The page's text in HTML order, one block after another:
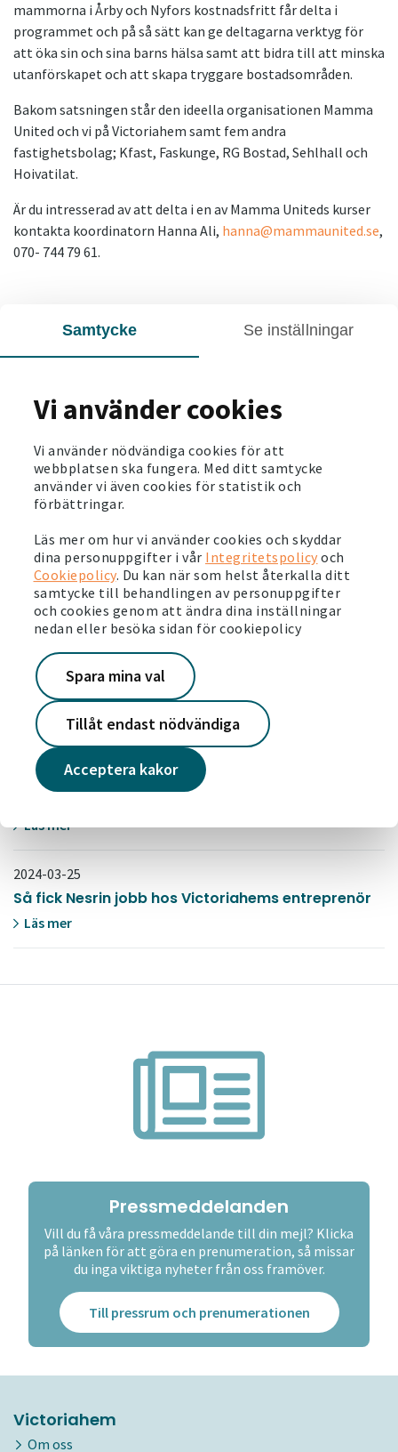
Samtycke Se inställningar
Vi använder cookies
Vi använder nödvändiga cookies för att
webbplatsen ska fungera. Med ditt samtycke
använder vi även cookies för statistik och
förbättringar.
Läs mer om hur vi använder cookies och skyddar
dina personuppgifter i vår Integritetspolicy och
Cookiepolicy. Du kan när som helst återkalla ditt
samtycke till behandlingen av personuppgifter
och cookies genom att ändra dina inställningar
nedan eller besöka sidan för cookiepolicy
Acceptera kakor
Spara mina val
Tillåt endast nödvändiga
mammorna i Årby och Nyfors kostnadsfritt får delta i
programmet och på så sätt kan ge deltagarna verktyg för
att öka sin och sina barns hälsa samt att bidra till att minska
utanförskapet och att skapa tryggare bostadsområden.
Bakom satsningen står den ideella organisationen Mamma
United och vi på Victoriahem samt fem andra
fastighetsbolag; Kfast, Faskunge, RG Bostad, Sehlhall och
Hoivatilat.
Är du intresserad av att delta i en av Mamma Uniteds kurser
kontakta koordinatorn Hanna Ali, hanna@mammaunited.se,
070- 744 79 61.
Söker du lägenhet?
SENASTE NYTT
2024-06-05
Poolen i Brandbergen öppnar för sommaren
Läs mer
2024-05-30
Träffa oss på Järvaveckan!
Läs mer
2024-04-25
Inas har koll på garaget i Husby
Läs mer
2024-03-27
Victoriahem i Västerås använder 30 procent
Läs mer
2024-03-25
Så fick Nesrin jobb hos Victoriahems entreprenör
Läs mer
Pressmeddelanden
Vill du få våra pressmeddelande till din mejl? Klicka
på länken för att göra en prenumeration, så missar
du inga viktiga nyheter från oss framöver.
Till pressrum och prenumerationen
Victoriahem
Om oss